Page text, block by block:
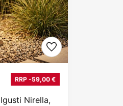
Nirella,
RRP -59,00 €